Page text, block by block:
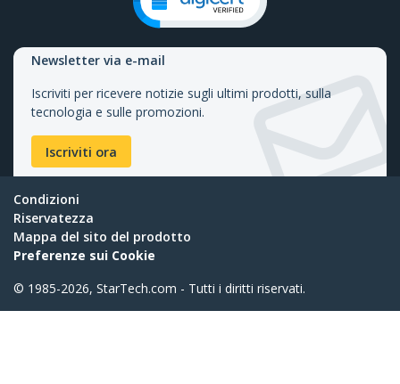
Newsletter via e-mail
Iscriviti per ricevere notizie sugli ultimi prodotti, sulla
tecnologia e sulle promozioni.
Iscriviti ora
Condizioni
Riservatezza
Mappa del sito del prodotto
Preferenze sui Cookie
© 1985-2026, StarTech.com - Tutti i diritti riservati.